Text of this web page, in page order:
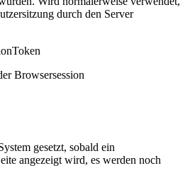
durch den Server
Browsersession
gesetzt, sobald ein
angezeigt wird, es werden noch